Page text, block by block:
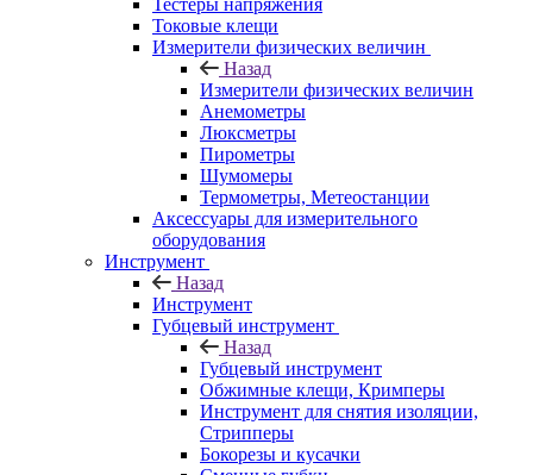
Тестеры напряжения
Токовые клещи
Измерители физических величин
Назад
Измерители физических величин
Анемометры
Люксметры
Пирометры
Шумомеры
Термометры, Метеостанции
Аксессуары для измерительного
оборудования
Инструмент
Назад
Инструмент
Губцевый инструмент
Назад
Губцевый инструмент
Обжимные клещи, Кримперы
Инструмент для снятия изоляции,
Стрипперы
Бокорезы и кусачки